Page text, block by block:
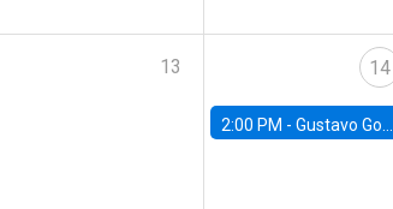
13 14
2:00 PM - Gustavo González - Banco Central de Chile